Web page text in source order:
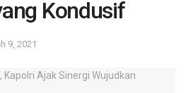
Kondusif
9, 2021